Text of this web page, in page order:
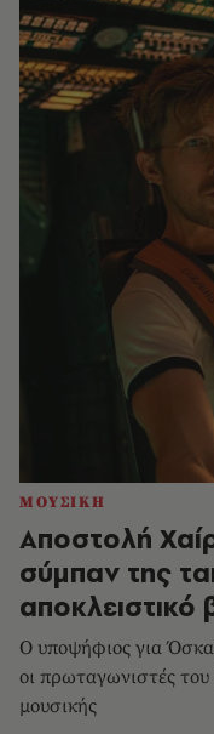
ΜΟΥΣΙΚΗ
Αποστολή
σύμπαν της
αποκλειστικό
Ο υποψήφιος για
οι πρωταγωνιστές
μουσικής